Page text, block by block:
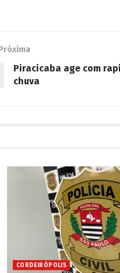
Piracicaba age com
chuva
CORDEIRÓPOLIS